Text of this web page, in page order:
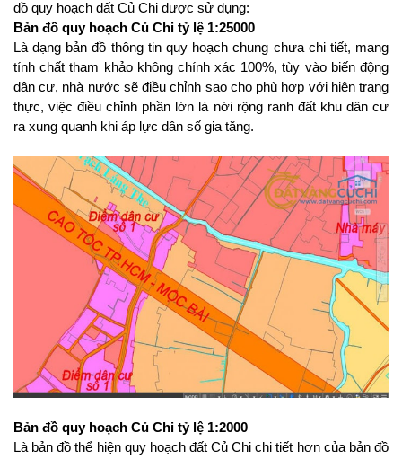
Trang chủ
Giới Thiệu
Bán Đất
Nhà Đất Giá Tốt
Ký Gửi
Liên Hệ
Tin Tức
đồ quy hoạch đất Củ Chi được sử dụng:
Bản đồ quy hoạch Củ Chi tỷ lệ 1:25000
Là dạng bản đồ thông tin quy hoạch chung chưa chi tiết, mang
tính chất tham khảo không chính xác 100%, tùy vào biến động
dân cư, nhà nước sẽ điều chỉnh sao cho phù hợp với hiện trạng
thực, việc điều chỉnh phần lớn là nới rộng ranh đất khu dân cư
ra xung quanh khi áp lực dân số gia tăng.
Bản đồ quy hoạch Củ Chi tỷ lệ 1:2000
Là bản đồ thể hiện quy hoạch đất Củ Chi chi tiết hơn của bản đồ